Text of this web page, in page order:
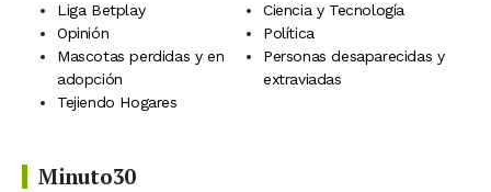
Liga Betplay
Ciencia y Tecnología
Opinión
Política
Mascotas perdidas y en
adopción
Personas desaparecidas y
extraviadas
Tejiendo Hogares
Minuto30